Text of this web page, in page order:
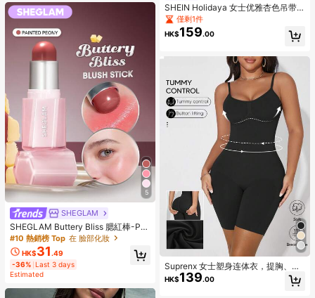
5
SHEGLAM
SHEGLAM Buttery Bliss 腮紅棒-Pai
nted Peony 品牌美妝化妝品 適合女
士與女孩
#10 熱銷榜 Top 在 臉部化妝
HK$31 .49
-36% Last 3 days
Estimated
SHEIN Holidaya 女士优雅杏色吊带
连衣裙，简约廓形设计，适合海滩度
假、休闲、假日、约会、通勤、晚宴
等场合。
僅剩1件
HK$159.00
Suprenx 女士塑身连体衣，提胸、收
腰、提臀，圣诞特别版
HK$139.00